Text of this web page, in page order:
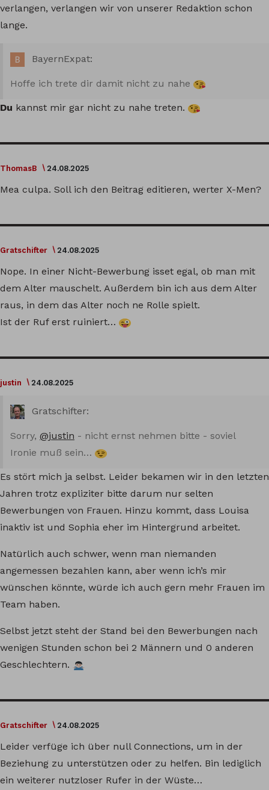
verlangen, verlangen wir von unserer Redaktion schon
lange.
BayernExpat:
Hoffe ich trete dir damit nicht zu nahe
Du kannst mir gar nicht zu nahe treten.
ThomasB 24.08.2025
Mea culpa. Soll ich den Beitrag editieren, werter X-Men?
Gratschifter 24.08.2025
Nope. In einer Nicht-Bewerbung isset egal, ob man mit
dem Alter mauschelt. Außerdem bin ich aus dem Alter
raus, in dem das Alter noch ne Rolle spielt.
Ist der Ruf erst ruiniert…
justin 24.08.2025
Gratschifter:
Sorry, @justin - nicht ernst nehmen bitte - soviel
Ironie muß sein…
Es stört mich ja selbst. Leider bekamen wir in den letzten
Jahren trotz expliziter bitte darum nur selten
Bewerbungen von Frauen. Hinzu kommt, dass Louisa
inaktiv ist und Sophia eher im Hintergrund arbeitet.
Natürlich auch schwer, wenn man niemanden
angemessen bezahlen kann, aber wenn ich’s mir
wünschen könnte, würde ich auch gern mehr Frauen im
Team haben.
Selbst jetzt steht der Stand bei den Bewerbungen nach
wenigen Stunden schon bei 2 Männern und 0 anderen
Geschlechtern.
Gratschifter 24.08.2025
Leider verfüge ich über null Connections, um in der
Beziehung zu unterstützen oder zu helfen. Bin lediglich
ein weiterer nutzloser Rufer in der Wüste…